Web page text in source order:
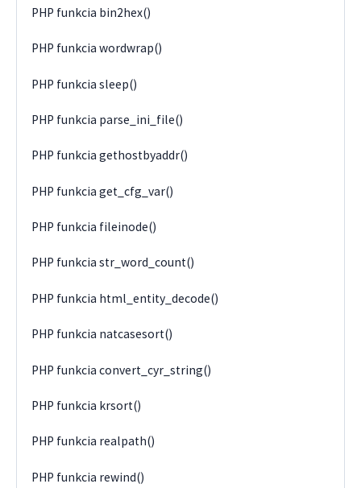
PHP funkcia bin2hex()
PHP funkcia wordwrap()
PHP funkcia sleep()
PHP funkcia parse_ini_file()
PHP funkcia gethostbyaddr()
PHP funkcia get_cfg_var()
PHP funkcia fileinode()
PHP funkcia str_word_count()
PHP funkcia html_entity_decode()
PHP funkcia natcasesort()
PHP funkcia convert_cyr_string()
PHP funkcia krsort()
PHP funkcia realpath()
PHP funkcia rewind()